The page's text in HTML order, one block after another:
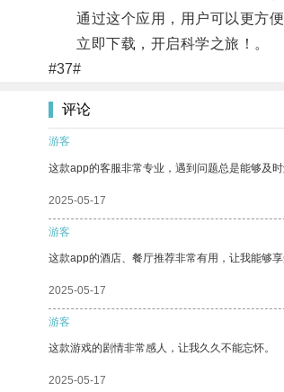
通过这个应用，用户可以更方便
立即下载，开启科学之旅！。
#37#
评论
游客
这款app的客服非常专业，遇到问题总是能够及时
2025-05-17
游客
这款app的酒店、餐厅推荐非常有用，让我能够享
2025-05-17
游客
这款游戏的剧情非常感人，让我久久不能忘怀。
2025-05-17